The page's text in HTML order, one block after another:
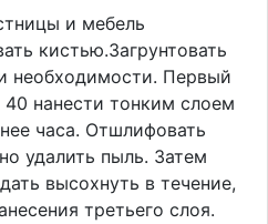
и мебель
кистью.Загрунтовать
необходимости. Первый
40 нанести тонким слоем
часа. Отшлифовать
удалить пыль. Затем
высохнуть в течение,
третьего слоя.